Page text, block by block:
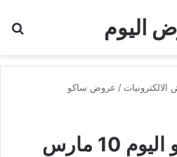
اليوم
/ عروض ساكو
عروض ساكو اليوم 10 مارس